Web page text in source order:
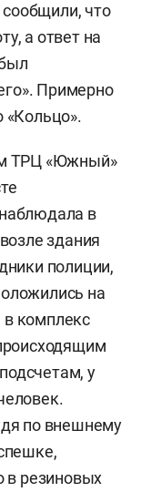
что
а ответ на
Примерно
«Кольцо».
ТРЦ «Южный»
в
здания
полиции,
на
комплекс
у
по внешнему
в резиновых